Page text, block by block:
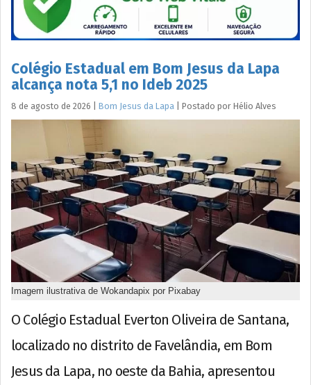
Colégio Estadual em Bom Jesus da Lapa
alcança nota 5,1 no Ideb 2025
8 de agosto de 2026 Bom Jesus da Lapa Postado por Hélio Alves
Imagem ilustrativa de Wokandapix por Pixabay
O Colégio Estadual Everton Oliveira de Santana,
localizado no distrito de Favelândia, em Bom
Jesus da Lapa, no oeste da Bahia, apresentou